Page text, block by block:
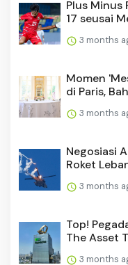
Plus Minus
17 seusai
3 months
Momen
di Paris,
3 months
Negosiasi
Roket
3 months
Top!
The Asset
3 months